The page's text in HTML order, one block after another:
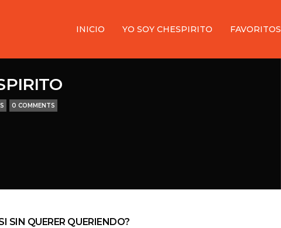
INICIO YO SOY CHESPIRITO FAVORITOS
0 COMMENTS
SIN QUERER QUERIENDO?